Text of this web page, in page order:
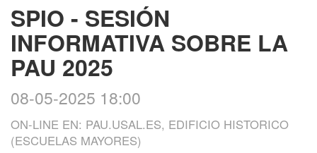
SPIO - SESIÓN
INFORMATIVA SOBRE LA
PAU 2025
08-05-2025 18:00
ON-LINE EN: PAU.USAL.ES, EDIFICIO HISTORICO
(ESCUELAS MAYORES)